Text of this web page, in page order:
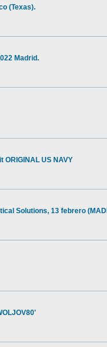
(Texas).
Madrid.
ORIGINAL US NAVY
Solutions, 13 febrero